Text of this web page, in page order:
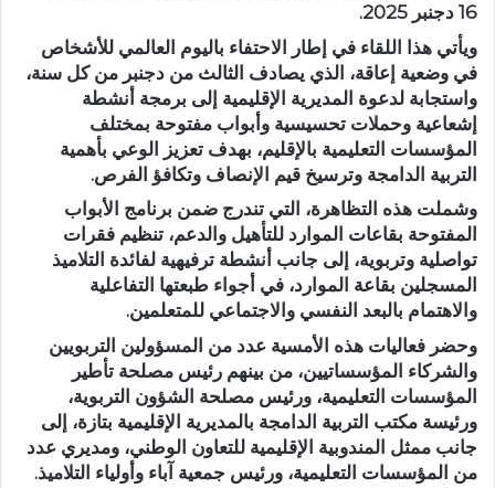
16 دجنبر 2025.
ويأتي هذا اللقاء في إطار الاحتفاء باليوم العالمي للأشخاص
في وضعية إعاقة، الذي يصادف الثالث من دجنبر من كل سنة،
واستجابة لدعوة المديرية الإقليمية إلى برمجة أنشطة
إشعاعية وحملات تحسيسية وأبواب مفتوحة بمختلف
المؤسسات التعليمية بالإقليم، بهدف تعزيز الوعي بأهمية
التربية الدامجة وترسيخ قيم الإنصاف وتكافؤ الفرص.
وشملت هذه التظاهرة، التي تندرج ضمن برنامج الأبواب
المفتوحة بقاعات الموارد للتأهيل والدعم، تنظيم فقرات
تواصلية وتربوية، إلى جانب أنشطة ترفيهية لفائدة التلاميذ
المسجلين بقاعة الموارد، في أجواء طبعتها التفاعلية
والاهتمام بالبعد النفسي والاجتماعي للمتعلمين.
وحضر فعاليات هذه الأمسية عدد من المسؤولين التربويين
والشركاء المؤسساتيين، من بينهم رئيس مصلحة تأطير
المؤسسات التعليمية، ورئيس مصلحة الشؤون التربوية،
ورئيسة مكتب التربية الدامجة بالمديرية الإقليمية بتازة، إلى
جانب ممثل المندوبية الإقليمية للتعاون الوطني، ومديري عدد
من المؤسسات التعليمية، ورئيس جمعية آباء وأولياء التلاميذ.